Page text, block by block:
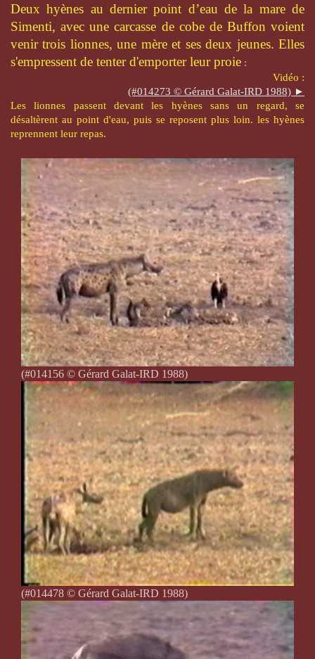
Deux hyènes au dernier point d’eau de la mare de
Simenti, avec une carcasse de cobe de Buffon voient
venir trois lionnes, une mère et ses deux jeunes. Elles
s'empressent de tenter d'emporter leur proie :
Vidéo :
(#014273 © Gérard Galat-IRD 1988) ►
Les lionnes passent devant les hyènes sans un regard, se
désaltèrent au point d'eau, puis se reposent plus loin. les hyènes
reprennent leur repas.
(#014156 © Gérard Galat-IRD 1988)
(#014478 © Gérard Galat-IRD 1988)